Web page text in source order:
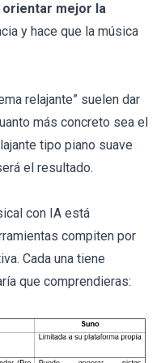
orientar mejor la
y hace que la música
relajante” suelen dar
más concreto sea el
tipo piano suave
el resultado.
con IA está
compiten por
Cada una tiene
que comprendieras: